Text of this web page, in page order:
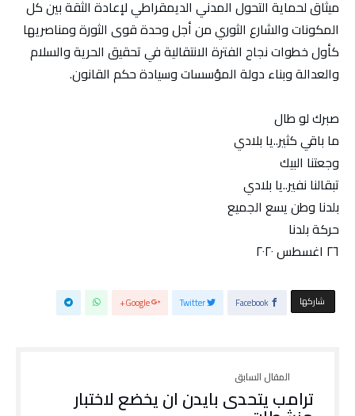
ميثاق لحماية التحول المدني الديمقراطي لإعادة الثقة بين كل
المكونات والشارع الثوري من أجل وحدة قوى الثورة ومناصريها
كأول خطوات نجاح الفترة الانتقالية في تحقيق الحرية والسلام
والعدالة وبناء دولة المؤسسات وسيادة حكم القانون.
صبرك لو طال
ما باقي كثير..يا بلادي
وجعتنا البيك
تبقالنا نفير..يا بلادي
بلدنا وطن يسع الجميع
حركة بلدنا
٢٦ اغسطس ٢٠٢٠
‫‫ شاركها‬ Facebook
Twitter
Google+
ترامب يتحدى بايدن ان يخضع لاختبار